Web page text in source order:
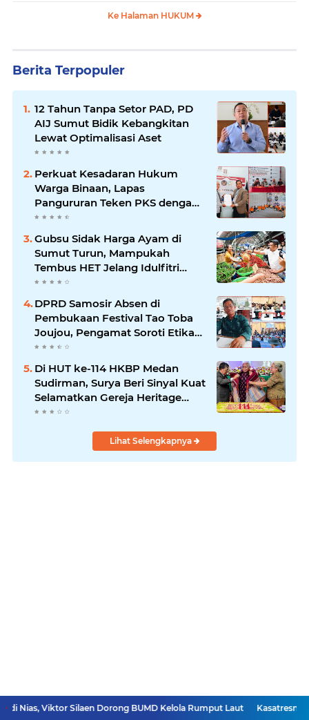
Ke Halaman HUKUM
Berita Terpopuler
12 Tahun Tanpa Setor PAD, PD
AIJ Sumut Bidik Kebangkitan
Lewat Optimalisasi Aset
Perkuat Kesadaran Hukum
Warga Binaan, Lapas
Pangururan Teken PKS dengan
LBH Robert Imbang Tamba
Gubsu Sidak Harga Ayam di
Sumut Turun, Mampukah
Tembus HET Jelang Idulfitri
2026?
DPRD Samosir Absen di
Pembukaan Festival Tao Toba
Joujou, Pengamat Soroti Etika
Birokrasi Pemkab
Di HUT ke-114 HKBP Medan
Sudirman, Surya Beri Sinyal Kuat
Selamatkan Gereja Heritage
Bersejarah
Lihat Selengkapnya
Silaen Dorong BUMD Kelola Rumput Laut Kasatresnarkoba Samosir